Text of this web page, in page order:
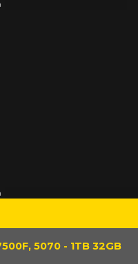
5070 - 1TB 32GB